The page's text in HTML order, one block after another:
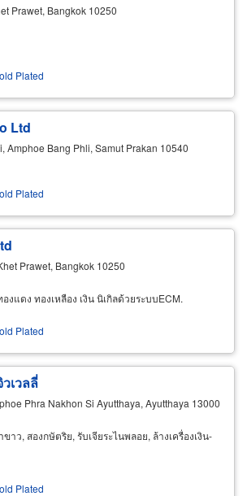
Prawet, Bangkok 10250
Plated
Ltd
Amphoe Bang Phli, Samut Prakan 10540
Plated
Prawet, Bangkok 10250
แดง ทองเหลือง เงิน นิเกิลด้วยระบบECM.
Plated
เวลลี่
Phra Nakhon Si Ayutthaya, Ayutthaya 13000
าว, สองกษัตริย, รับเจียระไนพลอย, ล้างเครื่องเงิน-
Plated